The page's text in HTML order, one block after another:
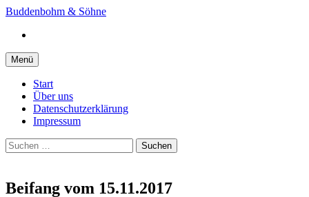
Springe
Inhalt
Buddenbohm & Söhne
Menü
Start
Über uns
Datenschutzerklärung
Impressum
Suchen
nach:
Beifang vom 15.11.2017